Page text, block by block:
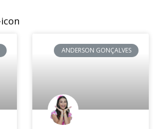
ANDERSON GONÇALVES